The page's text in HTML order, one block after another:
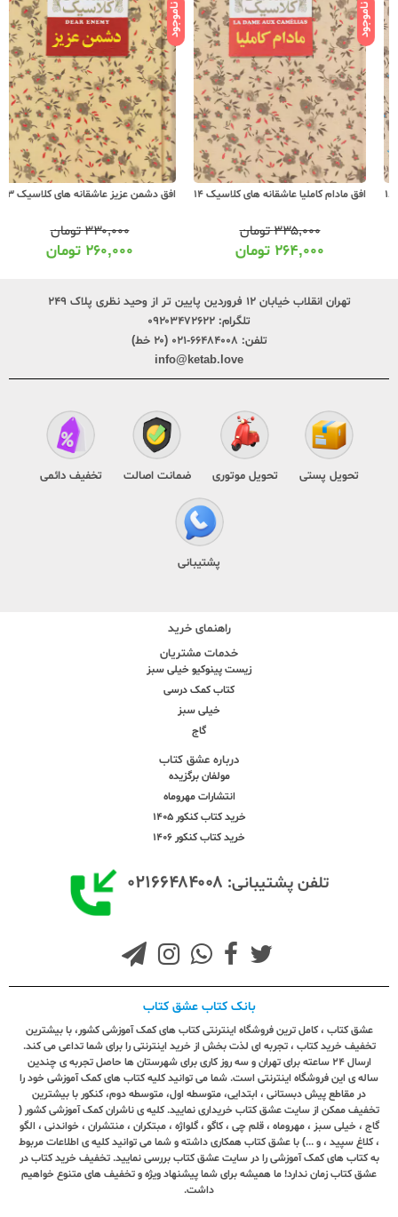
ناموجود
افق مادام کاملیا عاشقانه های کلاسیک 14
۳۳۵,۰۰۰تومان
۲۶۴,۰۰۰تومان
ناموجود
افق دشمن عزیز عاشقانه های کلاسیک 13
۳۳۰,۰۰۰تومان
۲۶۰,۰۰۰تومان
تهران انقلاب خیابان ۱۲ فروردین پایین تر از وحید نظری پلاک ۲۴۹
تلگرام: ۰۹۲۰۳۴۷۲۶۲۲
تلفن: ۶۶۴۸۴۰۰۸-۰۲۱ (۲۰ خط)
info@ketab.love
تحویل پستی تحویل موتوری ضمانت اصالت تخفیف دائمی
پشتیبانی
راهنمای خرید
خدمات مشتریان
زیست پینوکیو خیلی سبز
کتاب کمک درسی
خیلی سبز
گاج
درباره عشق کتاب
مولفان برگزیده
انتشارات مهروماه
خرید کتاب کنکور 1405
خرید کتاب کنکور 1406
تلفن پشتیبانی: ۰۲۱۶۶۴۸۴۰۰۸
بانک کتاب عشق کتاب
عشق کتاب ، کامل ترین فروشگاه اینترنتی کتاب های کمک آموزشی کشور، با بیشترین
تخفیف خرید کتاب ، تجربه ای لذت بخش از خرید اینترنتی را برای شما تداعی می کند.
ارسال ٢٤ ساعته برای تهران و سه روز کاری برای شهرستان ها حاصل تجربه ی چندین
ساله ی این فروشگاه اینترنتی است. شما می توانید کلیه کتاب های کمک آموزشی خود را
در مقاطع پیش دبستانی ، ابتدایی، متوسطه اول، متوسطه دوم، کنکور با بیشترین
تخفیف ممکن از سایت عشق کتاب خریداری نمایید. کلیه ی ناشران کمک آموزشی کشور (
گاج ، خیلی سبز ، مهروماه ، قلم چی ، کاگو ، گلواژه ، مبتکران ، منتشران ، خواندنی ، الگو
، کلاغ سپید ، و ...) با عشق کتاب همکاری داشته و شما می توانید کلیه ی اطلاعات مربوط
به کتاب های کمک آموزشی را در سایت عشق کتاب بررسی نمایید. تخفیف خرید کتاب در
عشق کتاب زمان ندارد! ما همیشه برای شما پیشنهاد ویژه و تخفیف های متنوع خواهیم
داشت.